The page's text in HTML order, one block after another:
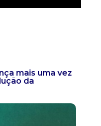
mais uma vez
da